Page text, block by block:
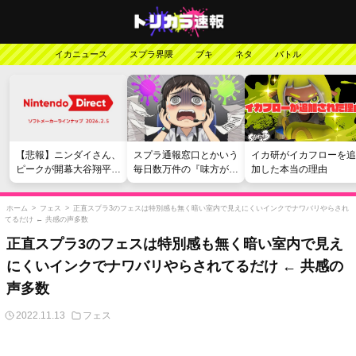
イカニュース スプラ界隈 ブキ ネタ バトル
【悲報】ニンダイさん、
ピークが開幕大谷翔平の
がっかりダイレクトだっ
たと言われてしまう
スプラ通報窓口とかいう
毎日数万件の『味方が弱
い』愚痴を読まされる苦
行
イカ研がイカフローを追
加した本当の理由
ホーム > フェス > 正直スプラ3のフェスは特別感も無く暗い室内で見えにくいインクでナワバリやらされ
てるだけ ← 共感の声多数
正直スプラ3のフェスは特別感も無く暗い室内で見え
にくいインクでナワバリやらされてるだけ ← 共感の
声多数
2022.11.13 フェス